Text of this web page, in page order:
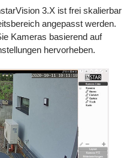
3.X ist frei skalierbar
angepasst werden.
Kameras basierend auf
hervorheben.